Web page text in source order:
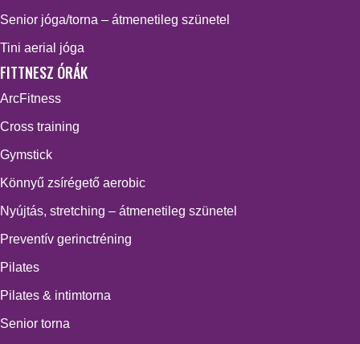
Senior jóga/torna – átmenetileg szünetel
Tini aerial jóga
FITTNESZ ÓRÁK
ArcFitness
Cross training
Gymstick
Könnyű zsírégető aerobic
Nyújtás, stretching – átmenetileg szünetel
Preventív gerinctréning
Pilates
Pilates & intimtorna
Senior torna